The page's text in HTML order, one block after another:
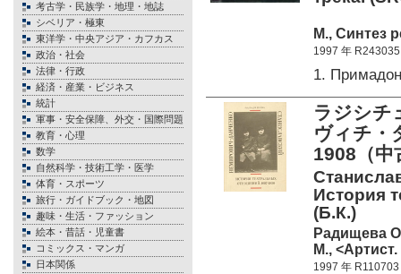
考古学・民族学・地理・地誌
シベリア・極東
東洋学・中央アジア・カフカス
政治・社会
法律・行政
経済・産業・ビジネス
統計
軍事・安全保障、外交・国際問題
教育・心理
数学
自然科学・技術工学・医学
体育・スポーツ
旅行・ガイドブック・地図
趣味・生活・ファッション
絵本・昔話・児童書
コミックス・マンガ
日本関係
М., Синтез
1997 年 R243035
1.
ラジシ
ヴィチ
1908（中
История
(Б.К.)
Радищева
М.,
1997 年 R110703